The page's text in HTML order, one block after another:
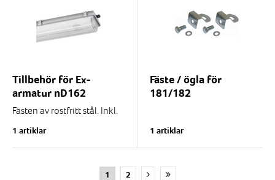
Tillbehör för Ex-
armatur nD162
Fästen av rostfritt stål. Inkl.
Kupor makrolon
Drosslar
1 artiklar
Fäste / ögla för
181/182
1 artiklar
1 2